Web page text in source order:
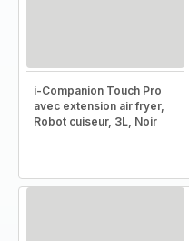
i-Companion Touch Pro
avec extension air fryer,
Robot cuiseur, 3L, Noir